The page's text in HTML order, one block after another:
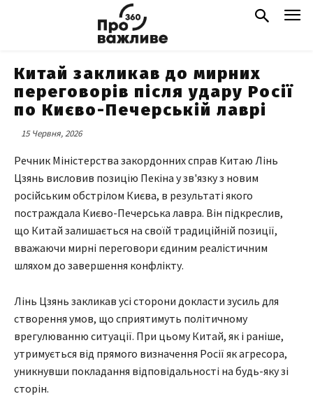
Китай закликав до мирних
переговорів після удару Росії
по Києво-Печерській лаврі
15 Червня, 2026
Речник Міністерства закордонних справ Китаю Лінь
Цзянь висловив позицію Пекіна у зв'язку з новим
російським обстрілом Києва, в результаті якого
постраждала Києво-Печерська лавра. Він підкреслив,
що Китай залишається на своїй традиційній позиції,
вважаючи мирні переговори єдиним реалістичним
шляхом до завершення конфлікту.
Лінь Цзянь закликав усі сторони докласти зусиль для
створення умов, що сприятимуть політичному
врегулюванню ситуації. При цьому Китай, як і раніше,
утримується від прямого визначення Росії як агресора,
уникнувши покладання відповідальності на будь-яку зі
сторін.